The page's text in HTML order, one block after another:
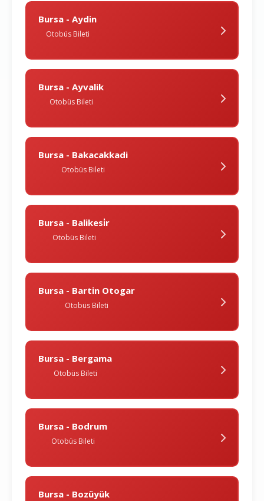
Bursa - Aydin
Otobüs Bileti
Bursa - Ayvalik
Otobüs Bileti
Bursa - Bakacakkadi
Otobüs Bileti
Bursa - Balikesi̇r
Otobüs Bileti
Bursa - Bartin Otogar
Otobüs Bileti
Bursa - Bergama
Otobüs Bileti
Bursa - Bodrum
Otobüs Bileti
Bursa - Bozüyük